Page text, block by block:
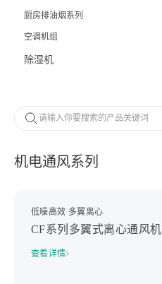
厨房排油烟系列
空调机组
除湿机
机电通风系列
低噪高效 多翼离心
CF系列多翼式离心通风机
查看详情